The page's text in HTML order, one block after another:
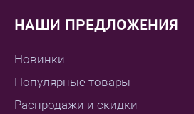
НАШИ ПРЕДЛОЖЕНИЯ
Новинки
Популярные товары
Распродажи и скидки